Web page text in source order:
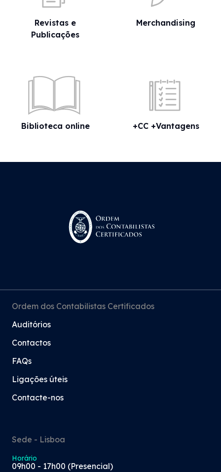
Revistas e
Publicações
Merchandising
Biblioteca online +CC +Vantagens
Ordem dos Contabilistas Certificados
Auditórios
Contactos
FAQs
Ligações úteis
Contacte-nos
Sede - Lisboa
Horário
09h00 - 17h00 (Presencial)